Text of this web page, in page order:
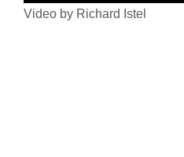
Video by Richard Istel